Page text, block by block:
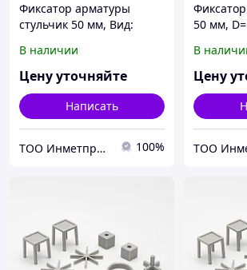
Фиксатор арматуры
стульчик 50 мм, Вид:
кубик..., S= 1,6-120 мм
В наличии
Цену уточняйте
Написать
ТОО Инметпром 100%
50 мм,
кубик...,
В
Цену